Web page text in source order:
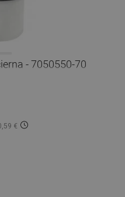
- 7050550-70
€